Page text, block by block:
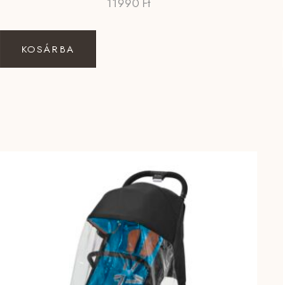
KOSÁRBA